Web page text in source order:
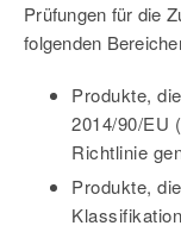
Prüfungen für die
folgenden
Produkte,
2014/90/EU
Richtlinie
Produkte,